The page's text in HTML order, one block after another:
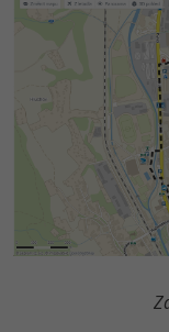
SEO
Umělá
Pro děti
Více
Fórum
Time
Windows
Linux
Sítě
Ostatní
Fórum